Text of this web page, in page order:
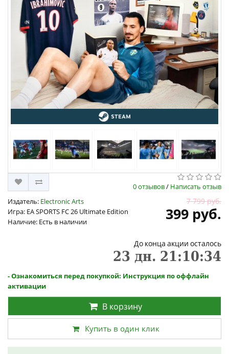
0 отзывов/ Написать отзыв
Издатель: Electronic Arts
Игра: EA SPORTS FC 26 Ultimate Edition
Наличие: Есть в наличии
7 799 руб.
399 руб.
До конца акции осталось
23 дн. 21:10:34
- Ознакомиться перед покупкой: Инструкция по оффлайн
активации
В корзину
Купить в один клик